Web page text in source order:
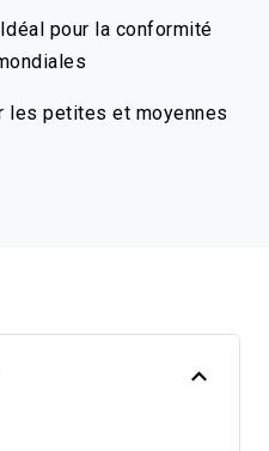
Idéal pour la conformité
les petites et moyennes